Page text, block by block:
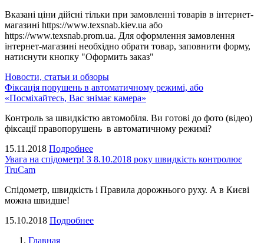
Вказані ціни дійсні тільки при замовленні товарів в інтернет-
магазині https://www.texsnab.kiev.ua або
https://www.texsnab.prom.ua. Для оформлення замовлення
інтернет-магазині необхідно обрати товар, заповнити форму,
натиснути кнопку "Оформить заказ"
Новости, статьи и обзоры
Фіксація порушень в автоматичному режимі, або
«Посміхайтесь, Вас знімає камера»
Контроль за швидкістю автомобіля. Ви готові до фото (відео)
фіксації правопорушень в автоматичному режимі?
15.11.2018 Подробнее
Увага на спідометр! З 8.10.2018 року швидкість контролює
TruCam
Спідометр, швидкість і Правила дорожнього руху. А в Києві
можна швидше!
15.10.2018 Подробнее
Главная